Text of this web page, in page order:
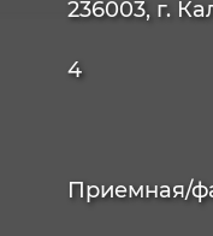
236003, г.
4
Приемная/